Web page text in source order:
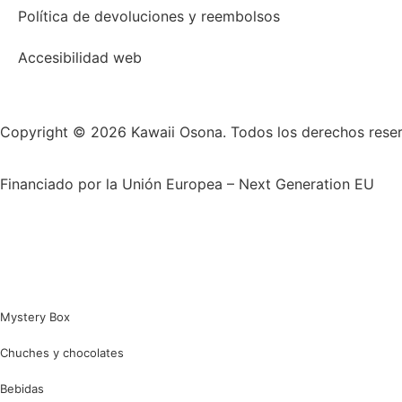
Política de devoluciones y reembolsos
Accesibilidad web
Copyright © 2026 Kawaii Osona. Todos los derechos
Financiado por la Unión Europea – Next Generation EU
Mystery Box
Chuches y chocolates
Bebidas